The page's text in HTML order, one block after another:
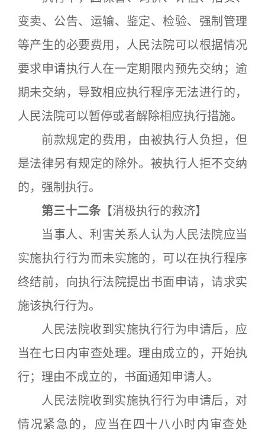
变卖、公告、运输、鉴定、检验、强制管理
等产生的必要费用，人民法院可以根据情况
要求申请执行人在一定期限内预先交纳；逾
期未交纳，导致相应执行程序无法进行的，
人民法院可以暂停或者解除相应执行措施。
前款规定的费用，由被执行人负担，但
是法律另有规定的除外。被执行人拒不交纳
的，强制执行。
第三十二条 【消极执行的救济】
当事人、利害关系人认为人民法院应当
实施执行行为而未实施的，可以在执行程序
终结前，向执行法院提出书面申请，请求实
施该执行行为。
人民法院收到实施执行行为申请后，应
当在七日内审查处理。理由成立的，开始执
行；理由不成立的，书面通知申请人。
人民法院收到实施执行行为申请后，对
情况紧急的，应当在四十八小时内审查处